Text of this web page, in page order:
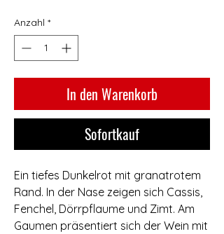
pro
1
Liter
Anzahl *
In den Warenkorb
Sofortkauf
Ein tiefes Dunkelrot mit granatrotem
Rand. In der Nase zeigen sich Cassis‚
Fenchel‚ Dörrpflaume und Zimt. Am
Gaumen präsentiert sich der Wein mit